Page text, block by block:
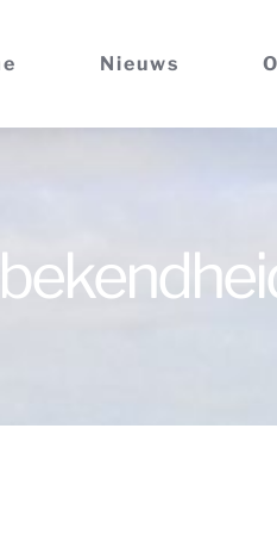
Nieuws